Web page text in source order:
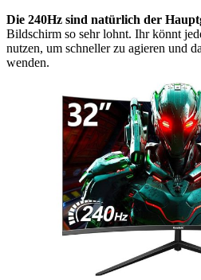
Die 240Hz sind natürlich der
Bildschirm so sehr lohnt. Ihr könnt
nutzen, um schneller zu agieren und
wenden.